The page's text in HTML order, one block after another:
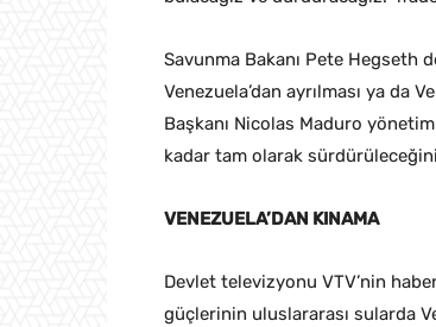
​​​​​​​Savunma Bakanı Pete Hegseth
Venezuela’dan ayrılması ya da
Başkanı Nicolas Maduro
kadar tam olarak
VENEZUELA’DAN KINAMA
Devlet televizyonu VTV’nin
güçlerinin uluslararası sularda